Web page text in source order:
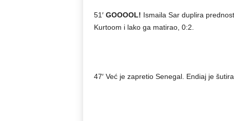
51′GOOOOL! Ismaila Sar duplira
Kurtoom i lako ga matirao, 0:2.
47′ Već je zapretio Senegal. Endiaj je